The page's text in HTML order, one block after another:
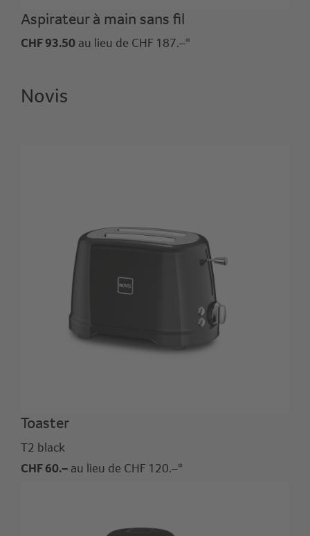
Aspirateur à main sans fil
CHF 93.50 au lieu de CHF 187.–*
Novis
Toaster
T2 black
CHF 60.– au lieu de CHF 120.–*